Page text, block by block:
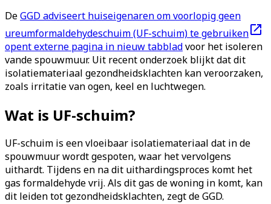
DeGGD adviseert huiseigenaren om voorlopig geen
ureumformaldehydeschuim (UF-schuim) te gebruiken
opent externe pagina in nieuw tabbladvoor het isoleren
vande spouwmuur. Uit recent onderzoek blijkt dat dit
isolatiemateriaal gezondheidsklachten kan veroorzaken,
zoals irritatie van ogen, keel en luchtwegen.
Wat is UF-schuim?
UF-schuim is een vloeibaar isolatiemateriaal dat in de
spouwmuur wordt gespoten, waar het vervolgens
uithardt. Tijdens en na dit uithardingsproces komt het
gas formaldehyde vrij. Als dit gas de woning in komt, kan
dit leiden tot gezondheidsklachten, zegt de GGD.